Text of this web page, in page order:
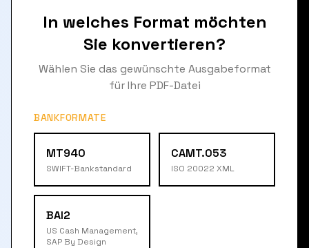
In welches Format möchten
Sie konvertieren?
Wählen Sie das gewünschte Ausgabeformat
für Ihre PDF-Datei
BANKFORMATE
MT940
SWIFT-Bankstandard
CAMT.053
ISO 20022 XML
BAI2
US Cash Management,
SAP By Design